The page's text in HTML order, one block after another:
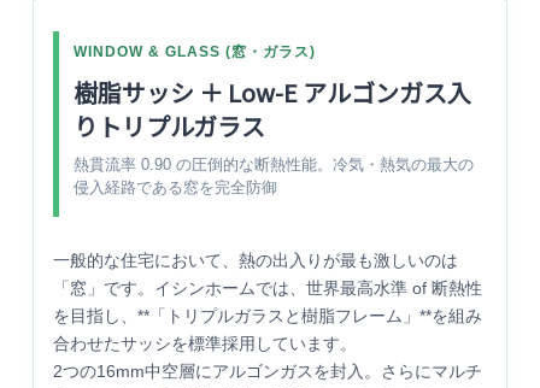
WINDOW & GLASS (窓・ガラス)
樹脂サッシ ＋ Low-E アルゴンガス入
りトリプルガラス
熱貫流率 0.90 の圧倒的な断熱性能。冷気・熱気の最大の
侵入経路である窓を完全防御
一般的な住宅において、熱の出入りが最も激しいのは
「窓」です。イシンホームでは、世界最高水準 of 断熱性
を目指し、**「トリプルガラスと樹脂フレーム」**を組み
合わせたサッシを標準採用しています。
2つの16mm中空層にアルゴンガスを封入。さらにマルチ